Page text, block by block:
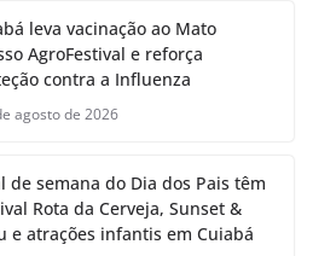
leva vacinação ao Mato
AgroFestival e reforça
contra a Influenza
agosto de 2026
de semana do Dia dos Pais têm
Rota da Cerveja, Sunset &
e atrações infantis em Cuiabá